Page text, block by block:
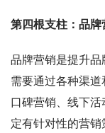
第四根支柱：品
品牌营销是提升
需要通过各种渠道
口碑营销、线下
定有针对性的营